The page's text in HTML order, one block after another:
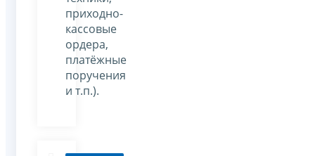
приходно-
кассовые
ордера,
платёжные
поручения
и т.п.).